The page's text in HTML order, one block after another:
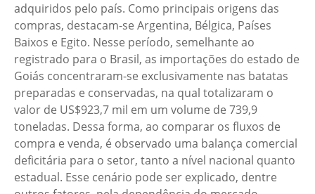
adquiridos pelo país. Como principais origens das
compras, destacam-se Argentina, Bélgica, Países
Baixos e Egito. Nesse período, semelhante ao
registrado para o Brasil, as importações do estado de
Goiás concentraram-se exclusivamente nas batatas
preparadas e conservadas, na qual totalizaram o
valor de US$923,7 mil em um volume de 739,9
toneladas. Dessa forma, ao comparar os fluxos de
compra e venda, é observado uma balança comercial
deficitária para o setor, tanto a nível nacional quanto
estadual. Esse cenário pode ser explicado, dentre